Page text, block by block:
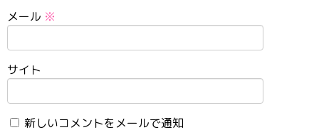
メール ※
サイト
新しいコメントをメールで通知